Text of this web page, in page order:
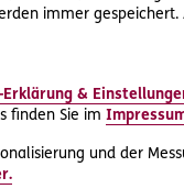
immer
Erklärung &
finden Sie im
und der
und das
können sich die
Ratenzahlung
der Bruder in